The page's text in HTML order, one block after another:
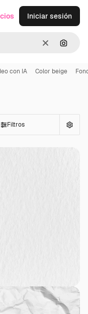
Borrar
Iniciar sesión
con IA Color beige
Filtros